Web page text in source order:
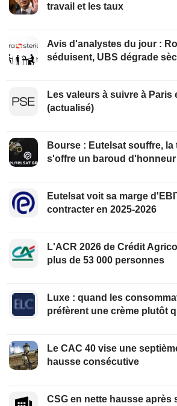
travail et les taux
Avis d'analystes du jour :
séduisent, UBS dégrade
Les valeurs à suivre à Paris
(actualisé)
Bourse : Eutelsat souffre, la
s'offre un baroud
Eutelsat voit sa marge
contracter en 2025-2026
L'ACR 2026 de Crédit
plus de 53 000 personnes
Luxe : quand les
préfèrent une crème plutôt
Le CAC 40 vise une
hausse consécutive
CSG en nette hausse après